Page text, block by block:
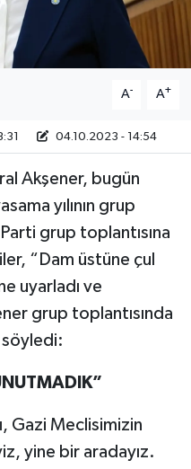
A- A+
04.10.2023 - 14:54
Akşener, bugün
yılının grup
grup toplantısına
“Dam üstüne çul
uyarladı ve
grup toplantısında
söyledi:
Gazi Meclisimizin
yine bir aradayız.